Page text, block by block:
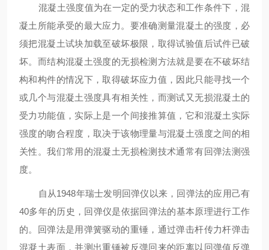
混凝土强度值为在一定的受力状态和工作条件下，混
凝土所能承受的最大应力。要准确测量混凝土的强度，必
须把混凝土试块加载至破坏极限，取得试验值后试件已破
坏。而结构混凝土强度的无损检测方法就是要在不破坏结
构和构件的情况下，取得破坏应力值，因此只能寻找一个
或几个与混凝土强度具有相关性，而测试又无损混凝土的
受力功能值，实际上是一个间接推算值，它和混凝土实际
强度的吻合程度，取决于该物理量与混凝土强度之间的相
关性。我们常用的混凝土无损检测技术通常有回弹法测强
度。
自从1948年瑞士发明回弹仪以来，回弹法的应用己有
40多年的历史，回弹仪是依据回弹法的基本原理进行工作
的。回弹法是用弹簧驱动的重锤，通过弹击杆传力杆弹击
混凝土表面，并测出重锤被反弹回来的距离以回弹值反弹